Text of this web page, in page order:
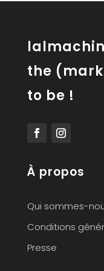
avec
réglables
the
to be !
À propos
Qui sommes-
Conditions
Presse